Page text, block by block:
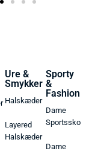
Ure &
Smykker
Halskæder
Layered
Halskæder
Sporty
&
Fashion
Dame
Sportssko
Dame